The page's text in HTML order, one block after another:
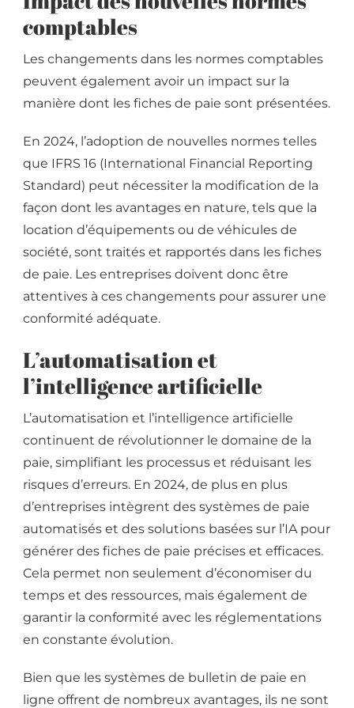
comptables
Les changements dans les normes comptables
peuvent également avoir un impact sur la
manière dont les fiches de paie sont présentées.
En 2024, l’adoption de nouvelles normes telles
que IFRS 16 (International Financial Reporting
Standard) peut nécessiter la modification de la
façon dont les avantages en nature, tels que la
location d’équipements ou de véhicules de
société, sont traités et rapportés dans les fiches
de paie. Les entreprises doivent donc être
attentives à ces changements pour assurer une
conformité adéquate.
L’automatisation et
l’intelligence artificielle
L’automatisation et l’intelligence artificielle
continuent de révolutionner le domaine de la
paie, simplifiant les processus et réduisant les
risques d’erreurs. En 2024, de plus en plus
d’entreprises intègrent des systèmes de paie
automatisés et des solutions basées sur l’IA pour
générer des fiches de paie précises et efficaces.
Cela permet non seulement d’économiser du
temps et des ressources, mais également de
garantir la conformité avec les réglementations
en constante évolution.
Bien que les systèmes de bulletin de paie en
ligne offrent de nombreux avantages, ils ne sont